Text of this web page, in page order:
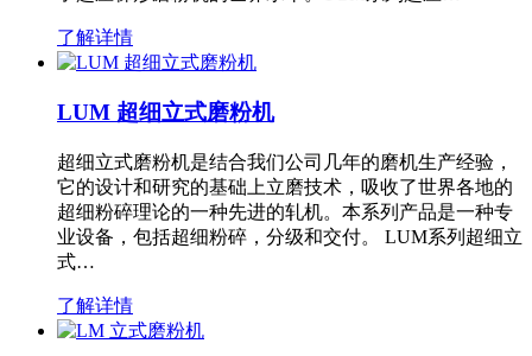
了解详情
LUM 超细立式磨粉机
超细立式磨粉机是结合我们公司几年的磨机生产经验，
它的设计和研究的基础上立磨技术，吸收了世界各地的
超细粉碎理论的一种先进的轧机。本系列产品是一种专
业设备，包括超细粉碎，分级和交付。 LUM系列超细立
式…
了解详情